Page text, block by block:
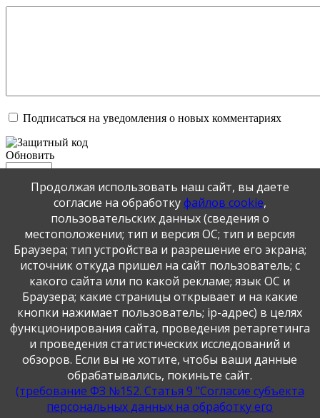
Подписаться на уведомления о новых комментариях
Обновить
Отправить
JComments
Публикация персональных данных, в том числе
фотографий, производится в соответствии с
Федеральным законом от 27.07.2006 г. № 152-ФЗ " О
персональных данных", с согласия субъекта персональных
данных".
Продолжая использовать наш сайт, вы даете
согласие на обработкуфайлов cookie,
пользовательских данных (сведения о
местоположении; тип и версия ОС; тип и версия
Браузера; тип устройства и разрешение его экрана;
источник откуда пришел на сайт пользователь; с
какого сайта или по какой рекламе; язык ОС и
Браузера; какие страницы открывает и на какие
кнопки нажимает пользователь; ip-адрес) в целях
функционирования сайта, проведения ретаргетинга
и проведения статистических исследований и
обзоров. Если вы не хотите, чтобы ваши данные
обрабатывались, покиньте сайт.
(требование ФЗ №152. Статья 9 "Согласие субъекта
персональных данных на обработку его